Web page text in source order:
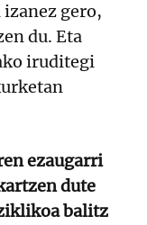
gero,
du. Eta
iruditegi
ezaugarri
dute
balitz